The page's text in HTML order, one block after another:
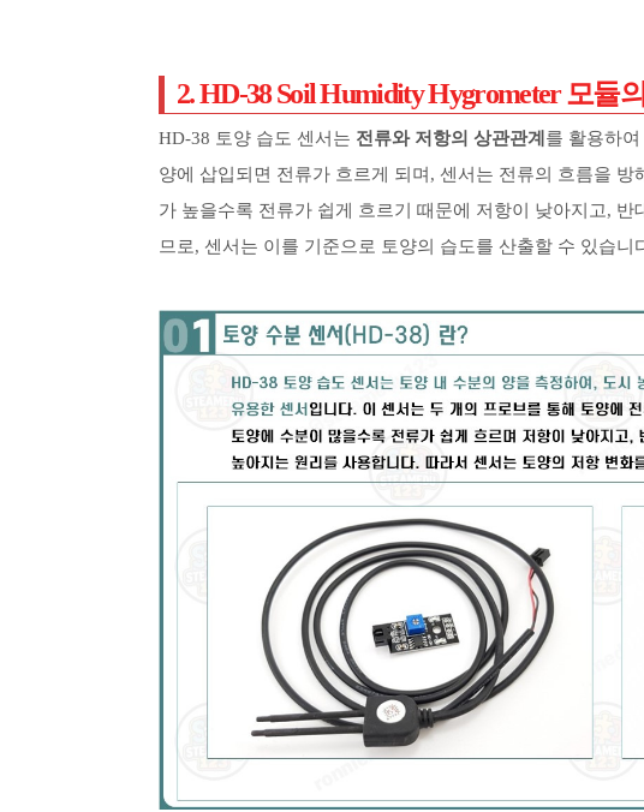
2. HD-38 Soil Humidity Hygrometer 모듈
HD-38 토양 습도 센서는 전류와 저항의 상관관계 를 활용하
양에 삽입되면 전류가 흐르게 되며, 센서는 전류의 흐름을
가 높을수록 전류가 쉽게 흐르기 때문에 저항이 낮아지고,
므로, 센서는 이를 기준으로 토양의 습도를 산출할 수 있습니